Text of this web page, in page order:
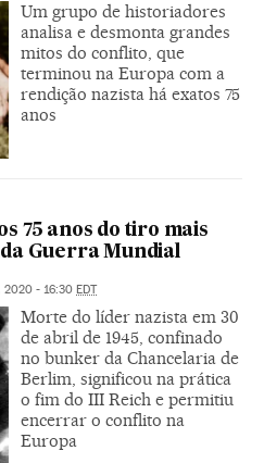
Um grupo de historiadores
analisa e desmonta grandes
mitos do conflito, que
terminou na Europa com a
rendição nazista há exatos 75
anos
75 anos do tiro mais
Guerra Mundial
2020 - 16:30 EDT
Morte do líder nazista em 30
de abril de 1945, confinado
no bunker da Chancelaria de
Berlim, significou na prática
o fim do III Reich e permitiu
encerrar o conflito na
Europa